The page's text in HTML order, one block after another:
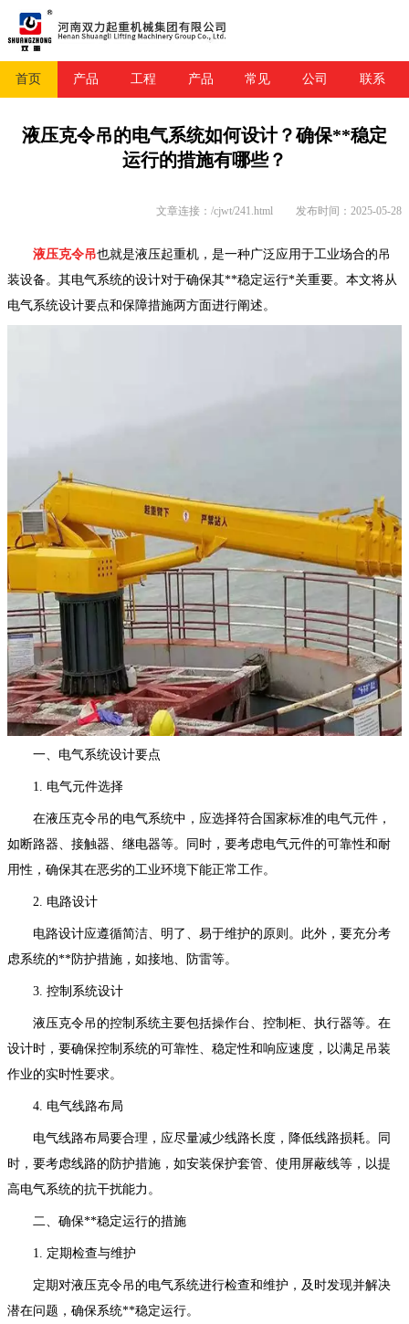
首页 产品 工程 产品 常见 公司 联系
液压克令吊的电气系统如何设计？确保**稳定
运行的措施有哪些？
发布时间：2025-05-28
文章连接：/cjwt/241.html
液压克令吊也就是液压起重机，是一种广泛应用于工业场合的吊
装设备。其电气系统的设计对于确保其**稳定运行*关重要。本文将从
电气系统设计要点和保障措施两方面进行阐述。
一、电气系统设计要点
1. 电气元件选择
在液压克令吊的电气系统中，应选择符合国家标准的电气元件，
如断路器、接触器、继电器等。同时，要考虑电气元件的可靠性和耐
用性，确保其在恶劣的工业环境下能正常工作。
2. 电路设计
电路设计应遵循简洁、明了、易于维护的原则。此外，要充分考
虑系统的**防护措施，如接地、防雷等。
3. 控制系统设计
液压克令吊的控制系统主要包括操作台、控制柜、执行器等。在
设计时，要确保控制系统的可靠性、稳定性和响应速度，以满足吊装
作业的实时性要求。
4. 电气线路布局
电气线路布局要合理，应尽量减少线路长度，降低线路损耗。同
时，要考虑线路的防护措施，如安装保护套管、使用屏蔽线等，以提
高电气系统的抗干扰能力。
二、确保**稳定运行的措施
1. 定期检查与维护
定期对液压克令吊的电气系统进行检查和维护，及时发现并解决
潜在问题，确保系统**稳定运行。